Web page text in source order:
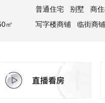
㎡
普通住宅 别墅 商
写字楼商铺
临街商铺